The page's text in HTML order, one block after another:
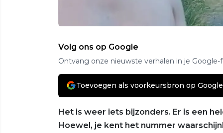
Volg ons op Google
Ontvang onze nieuwste verhalen in je Google-
Toevoegen als voorkeursbron op Google
Het is weer iets bijzonders. Er is een
Hoewel, je kent het nummer